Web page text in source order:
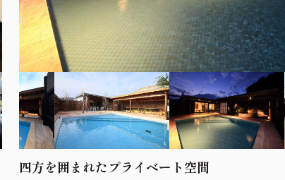
四方を囲まれたプライベート空間